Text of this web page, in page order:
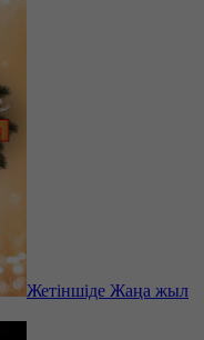
Жетіншіде Жаңа жыл